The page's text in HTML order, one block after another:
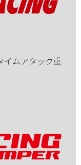
イムアタック重